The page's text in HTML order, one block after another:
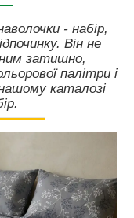
- набір,
Він не
затишно,
палітри і
каталозі